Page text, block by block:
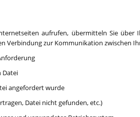
aufrufen, übermitteln Sie
Verbindung zur Kommunikation zwischen
Datei
angefordert wurde
Datei nicht gefunden, etc.)